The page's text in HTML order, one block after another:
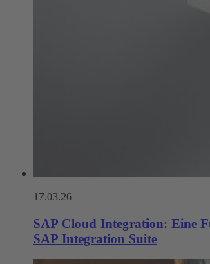
17.03.26
SAP Cloud Integration: Eine
SAP Integration Suite